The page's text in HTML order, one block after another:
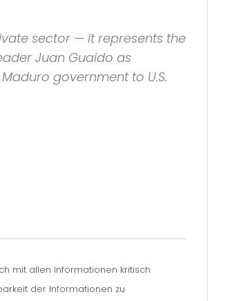
sector — it represents the
Juan Guaido as
government to U.S.
mit allen Informationen kritisch
der Informationen zu